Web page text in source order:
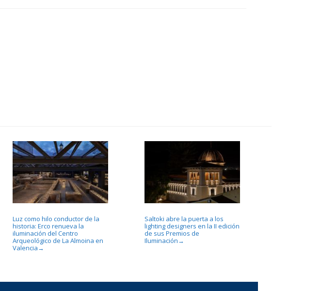
Luz como hilo conductor de la
historia: Erco renueva la
iluminación del Centro
Arqueológico de La Almoina en
Valencia →
Saltoki abre la puerta a los
lighting designers en la II edición
de sus Premios de
Iluminación →